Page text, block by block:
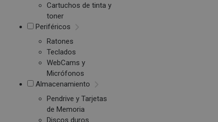
Cartuchos de tinta y
toner
Periféricos
Ratones
Teclados
WebCams y
Micrófonos
Almacenamiento
Pendrive y Tarjetas
de Memoria
Discos duros